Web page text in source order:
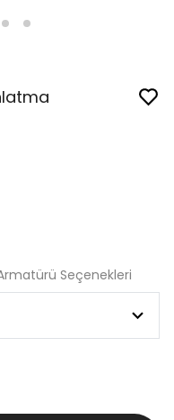
Armatürü Seçenekleri